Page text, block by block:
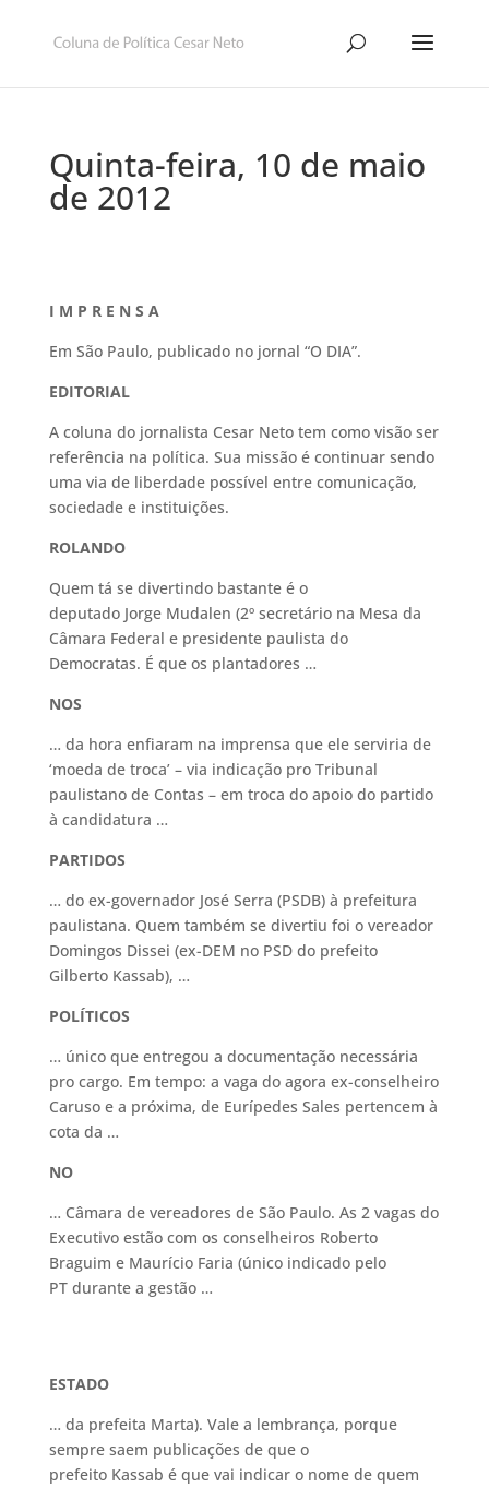
Quinta-feira, 10 de maio
de 2012
I M P R E N S A
Em São Paulo, publicado no jornal “O DIA”.
EDITORIAL
A coluna do jornalista Cesar Neto tem como visão ser
referência na política. Sua missão é continuar sendo
uma via de liberdade possível entre comunicação,
sociedade e instituições.
ROLANDO
Quem tá se divertindo bastante é o
deputado Jorge Mudalen (2º secretário na Mesa da
Câmara Federal e presidente paulista do
Democratas. É que os plantadores …
NOS
… da hora enfiaram na imprensa que ele serviria de
‘moeda de troca’ – via indicação pro Tribunal
paulistano de Contas – em troca do apoio do partido
à candidatura …
PARTIDOS
… do ex-governador José Serra (PSDB) à prefeitura
paulistana. Quem também se divertiu foi o vereador
Domingos Dissei (ex-DEM no PSD do prefeito
Gilberto Kassab), …
POLÍTICOS
… único que entregou a documentação necessária
pro cargo. Em tempo: a vaga do agora ex-conselheiro
Caruso e a próxima, de Eurípedes Sales pertencem à
cota da …
NO
… Câmara de vereadores de São Paulo. As 2 vagas do
Executivo estão com os conselheiros Roberto
Braguim e Maurício Faria (único indicado pelo
PT durante a gestão …
ESTADO
… da prefeita Marta). Vale a lembrança, porque
sempre saem publicações de que o
prefeito Kassab é que vai indicar o nome de quem